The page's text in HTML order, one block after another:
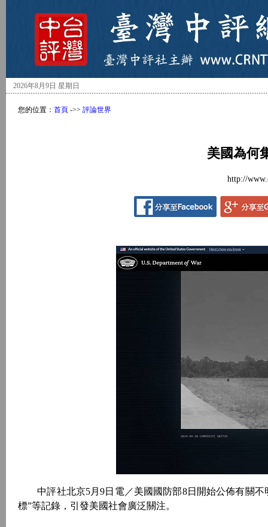
2026年8月9日 星期日
您的位置： 首頁 ->> 評論世界
美國為何
http://
中評社北京5月9日電／美國國防部8日開始公佈有關不
標”等記錄，引發美國社會廣泛關注。